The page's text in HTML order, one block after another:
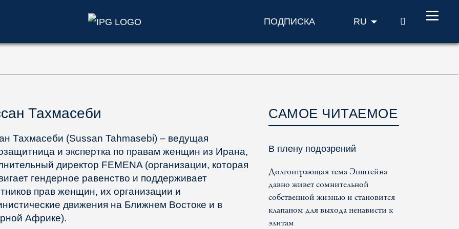
ПОДПИСКА RU ПОИСК
Тахмасеби
Тахмасеби (Sussan Tahmasebi) – ведущая
и экспертка по правам женщин из Ирана,
директор FEMENA (организации, которая
гендерное равенство и поддерживает
прав женщин, их организации и
движения на Ближнем Востоке и в
Африке).
САМОЕ ЧИТАЕМОЕ
В плену подозрений
Долгоиграющая тема Эпштейна
давно живет сомнительной
собственной жизнью и становится
клапаном для выхода ненависти к
элитам